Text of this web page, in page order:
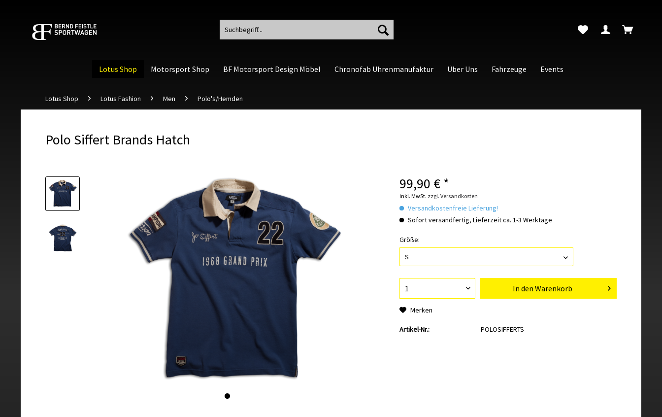
Lotus Shop Motorsport Shop BF Motorsport Design Möbel Chronofab Uhrenmanufaktur Über Uns Fahrzeuge Events
Lotus Shop Lotus Fashion Men Polo's/Hemden
Polo Siffert Brands Hatch
99,90 € *
inkl. MwSt. zzgl. Versandkosten
Versandkostenfreie Lieferung!
Sofort versandfertig, Lieferzeit ca. 1-3 Werktage
Größe:
In den Warenkorb
Merken
Artikel-Nr.: POLOSIFFERTS